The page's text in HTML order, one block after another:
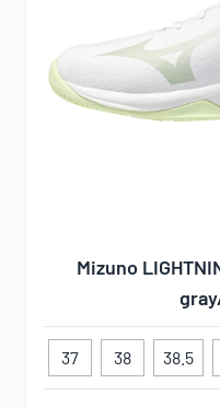
Mizuno
37 38 38.5